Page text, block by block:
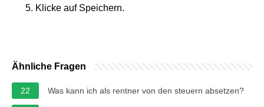
Klicke auf Speichern.
Ähnliche Fragen
22 Was kann ich als rentner von den steuern absetzen?